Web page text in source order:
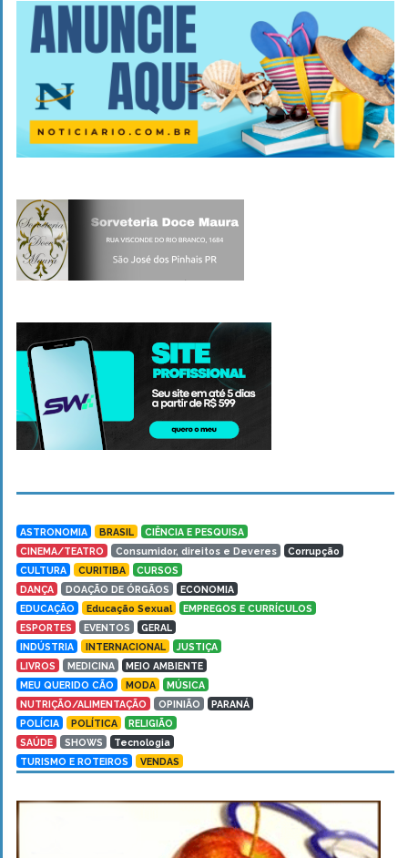
ASTRONOMIA BRASIL
CIÊNCIA E PESQUISA
CINEMA/TEATRO
Consumidor, direitos e Deveres
Corrupção
CULTURA
CURITIBA
CURSOS
DANÇA
DOAÇÃO DE ÓRGÃOS
ECONOMIA
EDUCAÇÃO
Educação Sexual
EMPREGOS E CURRÍCULOS
ESPORTES
EVENTOS
GERAL
INDÚSTRIA
INTERNACIONAL
JUSTIÇA
LIVROS
MEDICINA
MEIO AMBIENTE
MEU QUERIDO CÃO
MODA
MÚSICA
NUTRIÇÃO/ALIMENTAÇÃO
OPINIÃO
PARANÁ
POLÍCIA
POLÍTICA
RELIGIÃO
SAÚDE
SHOWS
Tecnologia
TURISMO E ROTEIROS
VENDAS